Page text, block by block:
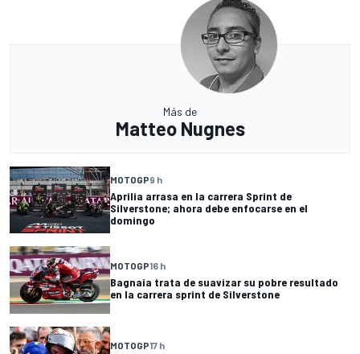
Más de
Matteo Nugnes
MOTOGP9 h
Aprilia arrasa en la carrera Sprint de
Silverstone; ahora debe enfocarse en el
domingo
MOTOGP16 h
Bagnaia trata de suavizar su pobre resultado
en la carrera sprint de Silverstone
MOTOGP17 h